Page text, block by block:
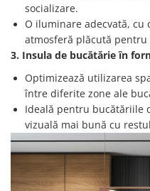
socializare.
O iluminare adecvată, cu
atmosferă plăcută pentru
3. Insula de bucătărie în
Optimizează utilizarea
între diferite zone ale
Ideală pentru bucătăriile
vizuală mai bună cu